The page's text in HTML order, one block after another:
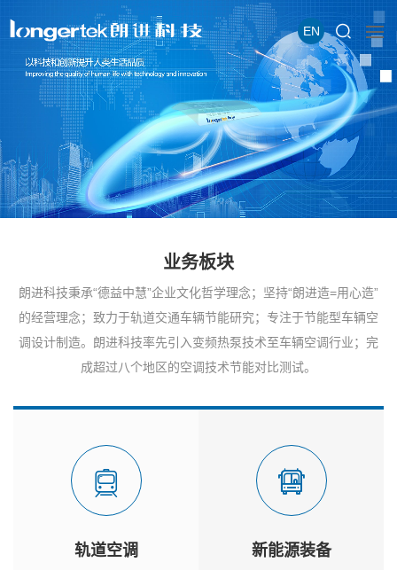
EN
业务板块
朗进科技秉承“德益中慧”企业文化哲学理念；坚持“朗进造=用心造”
的经营理念；致力于轨道交通车辆节能研究；专注于节能型车辆空
调设计制造。朗进科技率先引入变频热泵技术至车辆空调行业；完
成超过八个地区的空调技术节能对比测试。
轨道空调 新能源装备